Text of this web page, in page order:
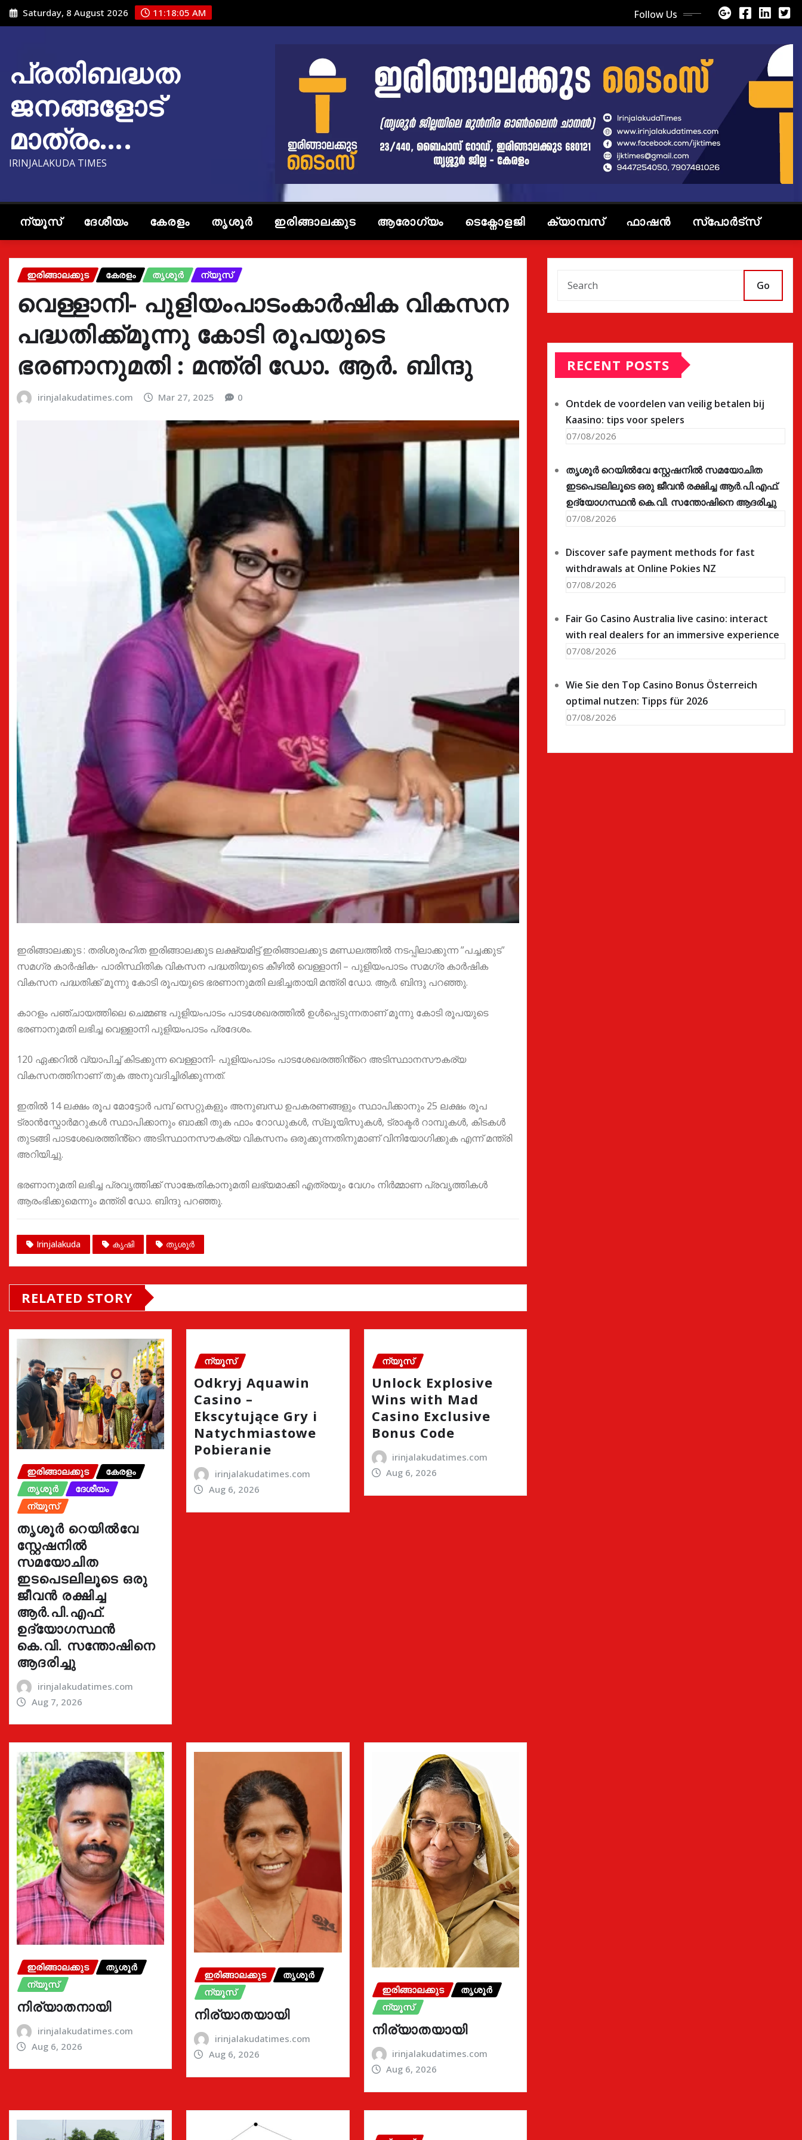
Skip
to
Saturday, 8 August 2026 11:18:07 AM Follow Us
പ്രതിബദ്ധത
ജനങ്ങളോട്
മാത്രം….
IRINJALAKUDA TIMES
ന്യൂസ് ദേശീയം കേരളം തൃശൂർ ഇരിങ്ങാലക്കുട ആരോഗ്യം ടെക്നോളജി ക്യാമ്പസ് ഫാഷൻ സ്പോർട്സ്
ഇരിങ്ങാലക്കുട കേരളം തൃശൂർ ന്യൂസ്
വെള്ളാനി- പുളിയംപാടംകാർഷിക വികസന
പദ്ധതിക്ക്മൂന്നു കോടി രൂപയുടെ
ഭരണാനുമതി : മന്ത്രി ഡോ. ആർ. ബിന്ദു
irinjalakudatimes.com Mar 27, 2025 0
ഇരിങ്ങാലക്കുട : തരിശുരഹിത ഇരിങ്ങാലക്കുട ലക്ഷ്യമിട്ട് ഇരിങ്ങാലക്കുട മണ്ഡലത്തിൽ നടപ്പിലാക്കുന്ന ”പച്ചക്കുട”
സമഗ്ര കാർഷിക- പാരിസ്ഥിതിക വികസന പദ്ധതിയുടെ കീഴിൽ വെള്ളാനി – പുളിയംപാടം സമഗ്ര കാർഷിക
വികസന പദ്ധതിക്ക് മൂന്നു കോടി രൂപയുടെ ഭരണാനുമതി ലഭിച്ചതായി മന്ത്രി ഡോ. ആർ. ബിന്ദു പറഞ്ഞു.
കാറളം പഞ്ചായത്തിലെ ചെമ്മണ്ട പുളിയംപാടം പാടശേഖരത്തിൽ ഉൾപ്പെടുന്നതാണ് മൂന്നു കോടി രൂപയുടെ
ഭരണാനുമതി ലഭിച്ച വെള്ളാനി പുളിയംപാടം പ്രദേശം.
120 ഏക്കറിൽ വ്യാപിച്ച് കിടക്കുന്ന വെള്ളാനി- പുളിയംപാടം പാടശേഖരത്തിൻ്റെ അടിസ്ഥാനസൗകര്യ
വികസനത്തിനാണ് തുക അനുവദിച്ചിരിക്കുന്നത്.
ഇതിൽ 14 ലക്ഷം രൂപ മോട്ടോർ പമ്പ് സെറ്റുകളും അനുബന്ധ ഉപകരണങ്ങളും സ്ഥാപിക്കാനും 25 ലക്ഷം രൂപ
ട്രാൻസ്ഫോർമറുകൾ സ്ഥാപിക്കാനും ബാക്കി തുക ഫാം റോഡുകൾ, സ്ലൂയിസുകൾ, ട്രാക്ടർ റാമ്പുകൾ, കിടകൾ
തുടങ്ങി പാടശേഖരത്തിൻ്റെ അടിസ്ഥാനസൗകര്യ വികസനം ഒരുക്കുന്നതിനുമാണ് വിനിയോഗിക്കുക എന്ന് മന്ത്രി
അറിയിച്ചു.
ഭരണാനുമതി ലഭിച്ച പ്രവൃത്തിക്ക് സാങ്കേതികാനുമതി ലഭ്യമാക്കി എത്രയും വേഗം നിർമ്മാണ പ്രവൃത്തികൾ
ആരംഭിക്കുമെന്നും മന്ത്രി ഡോ. ബിന്ദു പറഞ്ഞു.
Irinjalakuda കൃഷി തൃശൂർ
RELATED STORY
ഇരിങ്ങാലക്കുട
കേരളം
തൃശൂർ
ദേശീയം
ന്യൂസ്
തൃശൂർ റെയിൽവേ
സ്റ്റേഷനിൽ
സമയോചിത
ഇടപെടലിലൂടെ ഒരു
ജീവൻ രക്ഷിച്ച
ആർ.പി.എഫ്.
ഉദ്യോഗസ്ഥൻ
കെ.വി. സന്തോഷിനെ
ആദരിച്ചു
irinjalakudatimes.com
Aug 7, 2026
ന്യൂസ്
Odkryj Aquawin
Casino –
Ekscytujące Gry i
Natychmiastowe
Pobieranie
irinjalakudatimes.com
Aug 6, 2026
ന്യൂസ്
Unlock Explosive
Wins with Mad
Casino Exclusive
Bonus Code
irinjalakudatimes.com
Aug 6, 2026
ഇരിങ്ങാലക്കുട
തൃശൂർ
ന്യൂസ്
നിര്യാതനായി
irinjalakudatimes.com
Aug 6, 2026
ഇരിങ്ങാലക്കുട
തൃശൂർ
ന്യൂസ്
നിര്യാതയായി
irinjalakudatimes.com
Aug 6, 2026
ഇരിങ്ങാലക്കുട
തൃശൂർ
ന്യൂസ്
നിര്യാതയായി
irinjalakudatimes.com
Aug 6, 2026
Go
RECENT POSTS
Ontdek de voordelen van veilig betalen bij
Kaasino: tips voor spelers
07/08/2026
തൃശൂർ റെയിൽവേ സ്റ്റേഷനിൽ സമയോചിത
ഇടപെടലിലൂടെ ഒരു ജീവൻ രക്ഷിച്ച ആർ.പി.എഫ്.
ഉദ്യോഗസ്ഥൻ കെ.വി. സന്തോഷിനെ ആദരിച്ചു
07/08/2026
Discover safe payment methods for fast
withdrawals at Online Pokies NZ
07/08/2026
Fair Go Casino Australia live casino: interact
with real dealers for an immersive experience
07/08/2026
Wie Sie den Top Casino Bonus Österreich
optimal nutzen: Tipps für 2026
07/08/2026